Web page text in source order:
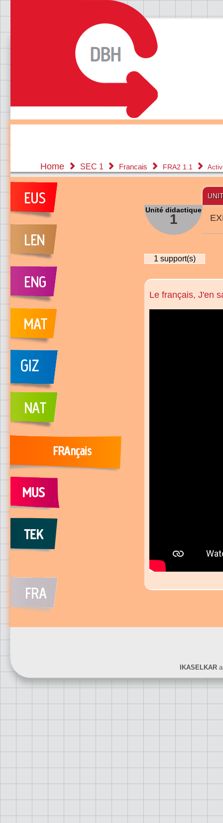
Home SEC 1 Francais FRA2 1.1
Unité didactique
1
1 support(s)
Le français, J'en
IKASELKAR